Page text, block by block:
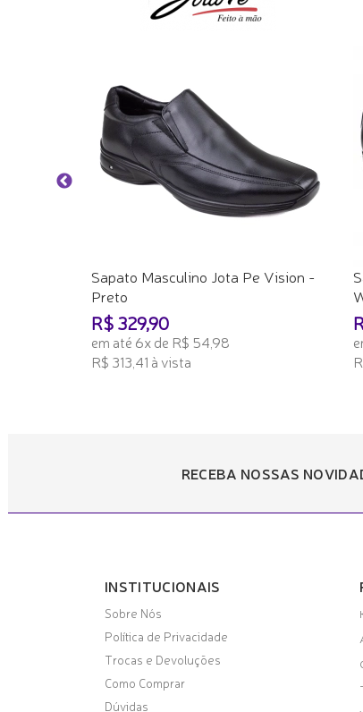
Sapato Masculino Jota Pe Vision -
Preto
R$ 329,90
em até 6x de R$ 54,98
R$ 313,41 à vista
RECEBA NOSSAS
INSTITUCIONAIS
Sobre Nós
Política de Privacidade
Trocas e Devoluções
Como Comprar
Dúvidas